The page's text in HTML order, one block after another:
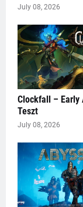
July 08, 2026
Clockfall – Early
Teszt
July 08, 2026